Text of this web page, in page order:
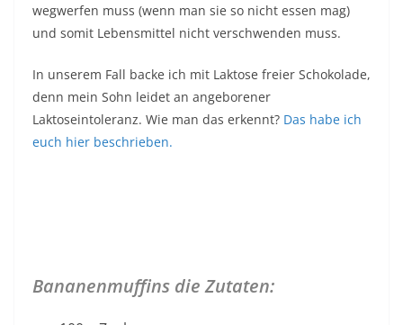
wegwerfen muss (wenn man sie so nicht essen mag)
und somit Lebensmittel nicht verschwenden muss.
In unserem Fall backe ich mit Laktose freier Schokolade,
denn mein Sohn leidet an angeborener
Laktoseintoleranz. Wie man das erkennt? Das habe ich
euch hier beschrieben.
Bananenmuffins die Zutaten: